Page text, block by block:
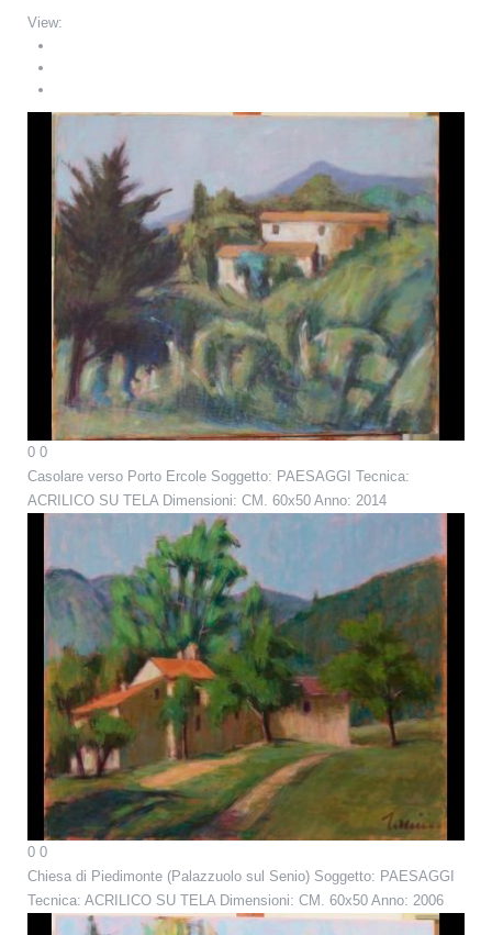
View:
0 0
Casolare verso Porto Ercole Soggetto: PAESAGGI Tecnica:
ACRILICO SU TELA Dimensioni: CM. 60x50 Anno: 2014
0 0
Chiesa di Piedimonte (Palazzuolo sul Senio) Soggetto: PAESAGGI
Tecnica: ACRILICO SU TELA Dimensioni: CM. 60x50 Anno: 2006